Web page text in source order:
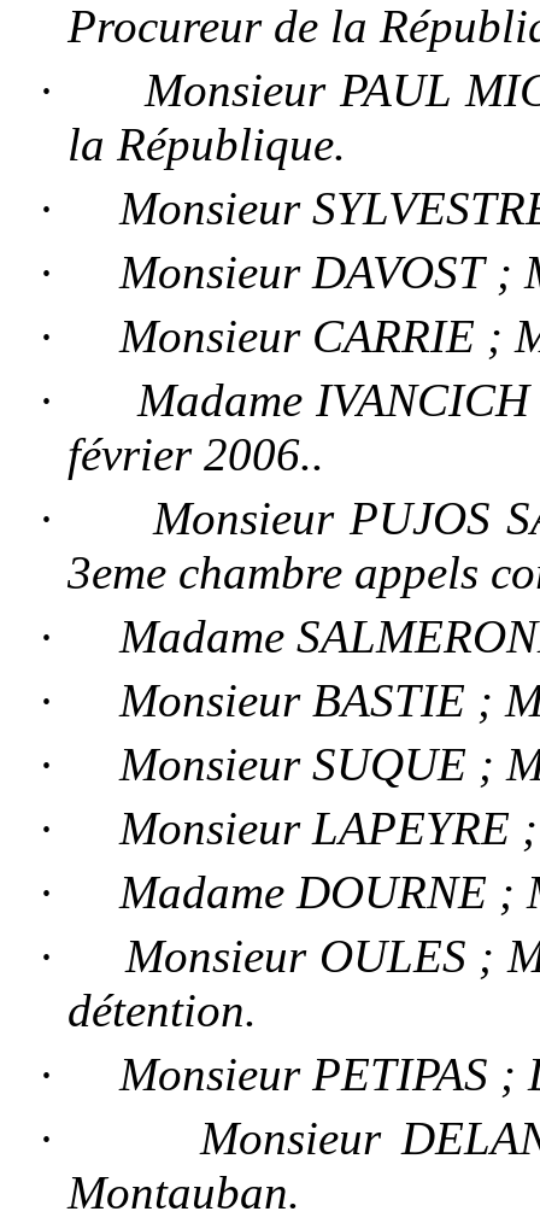
Procureur de la
·
Monsieur PAUL
la République.
·
Monsieur
·
Monsieur DAVOST ;
·
Monsieur CARRIE ;
·
Madame
février 2006..
·
Monsieur PUJOS
3eme chambre appels
·
Madame
·
Monsieur BASTIE ;
·
Monsieur SUQUE ;
·
Monsieur LAPEYRE
·
Madame DOURNE ;
·
Monsieur OULES ;
détention.
·
Monsieur PETIPAS ;
·
Monsieur
Montauban.